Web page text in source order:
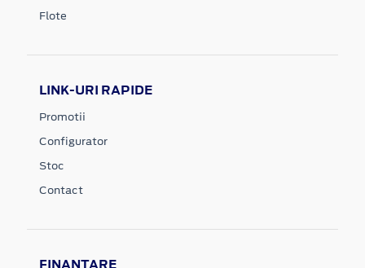
Flote
LINK-URI RAPIDE
Promotii
Configurator
Stoc
Contact
FINANTARE